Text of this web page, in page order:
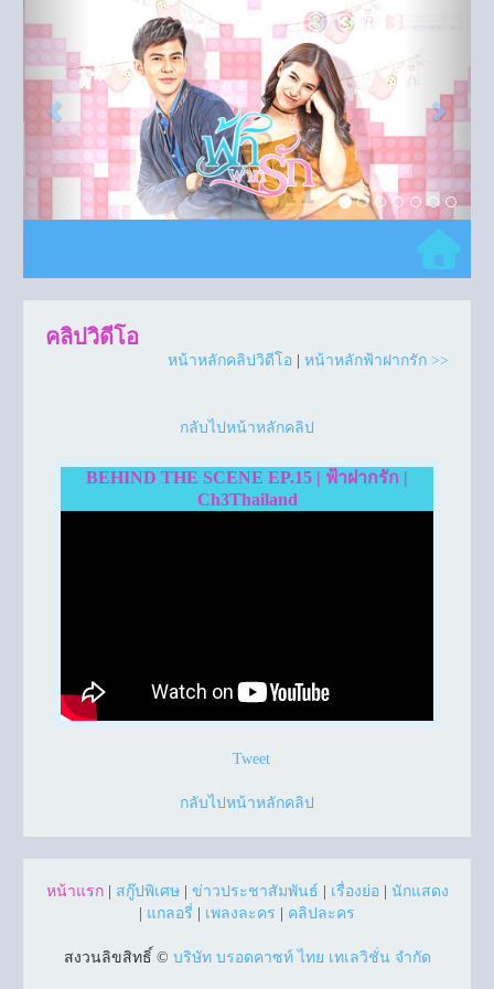
คลิปวิดีโอ
หน้าหลักคลิปวิดีโอ หน้าหลักฟ้าฝากรัก >>
กลับไปหน้าหลักคลิป
BEHIND THE SCENE EP.15 | ฟ้าฝากรัก |
Ch3Thailand
Tweet
กลับไปหน้าหลักคลิป
หน้าแรก| สกู๊ปพิเศษ| ข่าวประชาสัมพันธ์ เรื่องย่อ| นักแสดง
แกลอรี่ เพลงละคร คลิปละคร
สงวนลิขสิทธิ์ © บริษัท บรอดคาซท์ ไทย เทเลวิชั่น จำกัด